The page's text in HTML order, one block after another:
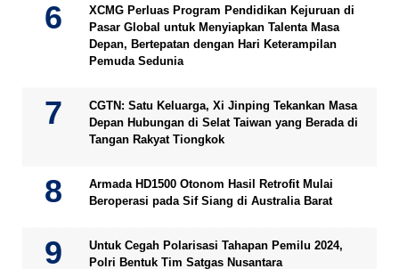
XCMG Perluas Program Pendidikan Kejuruan di
Pasar Global untuk Menyiapkan Talenta Masa
Depan, Bertepatan dengan Hari Keterampilan
Pemuda Sedunia
CGTN: Satu Keluarga, Xi Jinping Tekankan Masa
Depan Hubungan di Selat Taiwan yang Berada di
Tangan Rakyat Tiongkok
Armada HD1500 Otonom Hasil Retrofit Mulai
Beroperasi pada Sif Siang di Australia Barat
Untuk Cegah Polarisasi Tahapan Pemilu 2024,
Polri Bentuk Tim Satgas Nusantara